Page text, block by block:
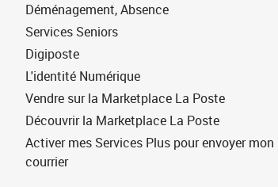
Déménagement, Absence
Services Seniors
Digiposte
L'identité Numérique
Vendre sur la Marketplace La Poste
Découvrir la Marketplace La Poste
Activer mes Services Plus pour envoyer mon
courrier